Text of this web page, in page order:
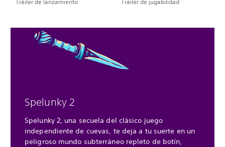
Tráiler de lanzamiento Tráiler de jugabilidad
Spelunky 2
Spelunky 2, una secuela del clásico juego
independiente de cuevas, te deja a tu suerte en un
peligroso mundo subterráneo repleto de botín,